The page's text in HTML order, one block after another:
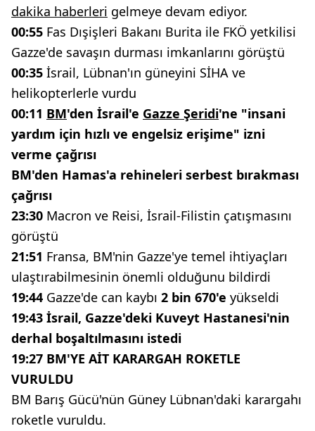
dakika haberleri gelmeye devam ediyor.
00:55 Fas Dışişleri Bakanı Burita ile FKÖ yetkilisi
Gazze'de savaşın durması imkanlarını görüştü
00:35 İsrail, Lübnan'ın güneyini SİHA ve
helikopterlerle vurdu
00:11 BM'den İsrail'e Gazze Şeridi'ne "insani
yardım için hızlı ve engelsiz erişime" izni
verme çağrısı
BM'den Hamas'a rehineleri serbest bırakması
çağrısı
23:30 Macron ve Reisi, İsrail-Filistin çatışmasını
görüştü
21:51 Fransa, BM'nin Gazze'ye temel ihtiyaçları
ulaştırabilmesinin önemli olduğunu bildirdi
19:44 Gazze'de can kaybı 2 bin 670'e yükseldi
19:43 İsrail, Gazze'deki Kuveyt Hastanesi'nin
derhal boşaltılmasını istedi
19:27 BM'YE AİT KARARGAH ROKETLE
VURULDU
BM Barış Gücü'nün Güney Lübnan'daki karargahı
roketle vuruldu.